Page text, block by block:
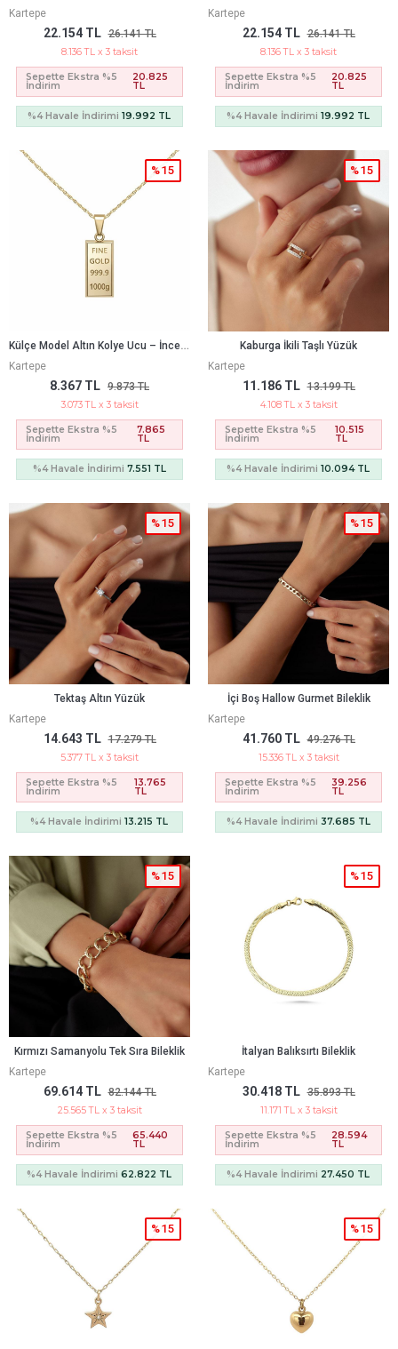
Kartepe
22.154 TL 26.141 TL
8.136 TL x 3 taksit
Sepette Ekstra %5
İndirim
20.825
TL
%4 Havale İndirimi19.992 TL
Kartepe
22.154 TL 26.141 TL
8.136 TL x 3 taksit
Sepette Ekstra %5
İndirim
20.825
TL
%4 Havale İndirimi19.992 TL
K
Ülçe Model Altın Kolye Ucu – İnce Ve Minimal Tasarım (1,5 × 0,60 Cm – 0,22 Mm)
Kartepe
8.367 TL 9.873 TL
%15
3.073 TL x 3 taksit
Sepette Ekstra %5
İndirim
7.865
TL
%4 Havale İndirimi 7.551 TL
Kaburga İkili Taşlı Yüzük
Kartepe
11.186 TL 13.199 TL
%15
4.108 TL x 3 taksit
Sepette Ekstra %5
İndirim
10.515
TL
%4 Havale İndirimi10.094 TL
Tektaş Altın Yüzük
Kartepe
14.643 TL 17.279 TL
%15
5.377 TL x 3 taksit
Sepette Ekstra %5
İndirim
13.765
TL
%4 Havale İndirimi13.215 TL
İçi Boş Hallow Gurmet Bileklik
Kartepe
41.760 TL 49.276 TL
%15
15.336 TL x 3 taksit
Sepette Ekstra %5
İndirim
39.256
TL
%4 Havale İndirimi 37.685 TL
Kırmızı Samanyolu Tek Sıra Bileklik
Kartepe
69.614 TL 82.144 TL
%15
25.565 TL x 3 taksit
Sepette Ekstra %5
İndirim
65.440
TL
%4 Havale İndirimi62.822 TL
İtalyan Balıksırtı Bileklik
Kartepe
30.418 TL 35.893 TL
%15
11.171 TL x 3 taksit
Sepette Ekstra %5
İndirim
28.594
TL
%4 Havale İndirimi 27.450 TL
%15 %15